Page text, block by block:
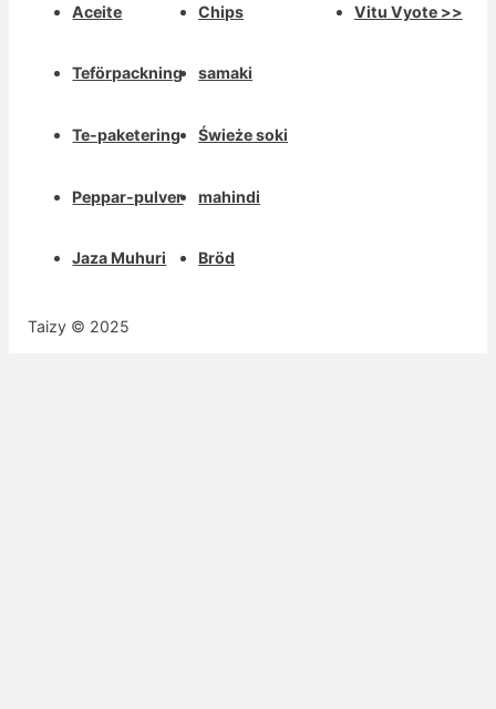
Aceite
Teförpackning
Te-paketering
Peppar-pulver
Jaza Muhuri
Chips
samaki
Świeże soki
mahindi
Bröd
Vitu Vyote >>
Taizy © 2025